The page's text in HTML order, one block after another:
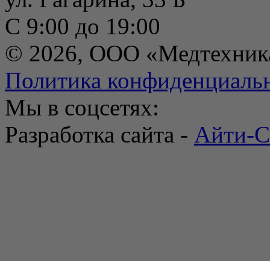
С 9:00 до 19:00
© 2026, ООО
Политика
Мы в соцсетях:
Разработка сайта - Айти-